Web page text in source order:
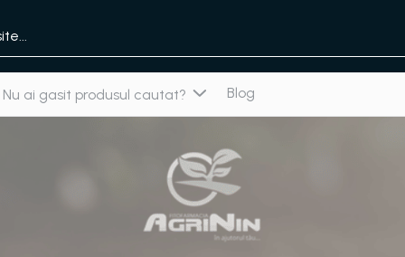
Nu ai gasit produsul cautat? Blog